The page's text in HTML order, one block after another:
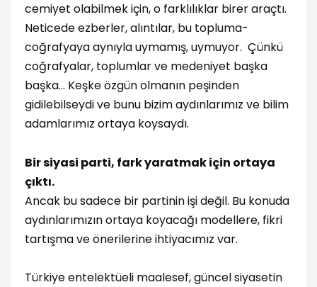
cemiyet olabilmek için, o farklılıklar birer araçtı.
Neticede ezberler, alıntılar, bu topluma-
coğrafyaya aynıyla uymamış, uymuyor. Çünkü
coğrafyalar, toplumlar ve medeniyet başka
başka… Keşke özgün olmanın peşinden
gidilebilseydi ve bunu bizim aydınlarımız ve bilim
adamlarımız ortaya koysaydı.
Bir siyasi parti, fark yaratmak için ortaya
çıktı.
Ancak bu sadece bir partinin işi değil. Bu konuda
aydınlarımızın ortaya koyacağı modellere, fikri
tartışma ve önerilerine ihtiyacımız var.
Türkiye entelektüeli maalesef, güncel siyasetin